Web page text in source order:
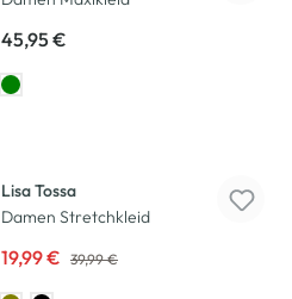
45,95 €
Lisa Tossa
Damen Stretchkleid
19,99 € 39,99 €